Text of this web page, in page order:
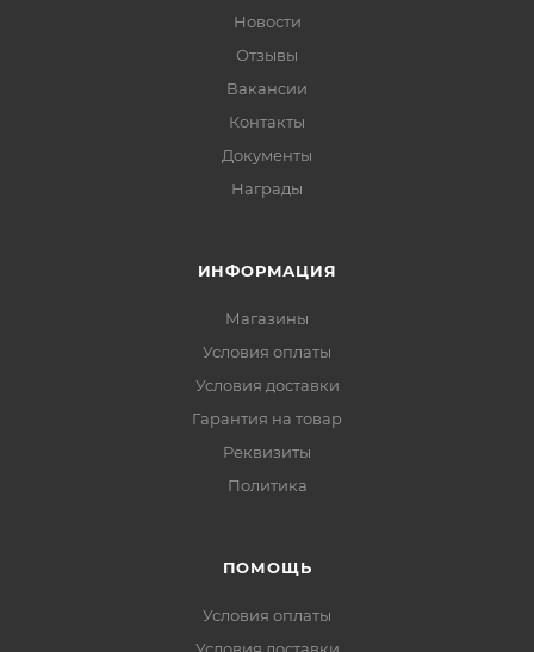
Новости
Отзывы
Вакансии
Контакты
Документы
Награды
ИНФОРМАЦИЯ
Магазины
Условия оплаты
Условия доставки
Гарантия на товар
Реквизиты
Политика
ПОМОЩЬ
Условия оплаты